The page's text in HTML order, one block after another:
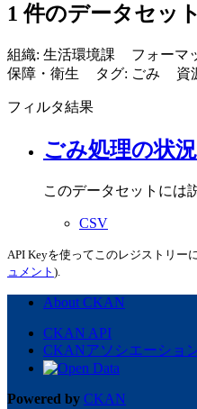
1 件のデータセッ
組織: 生活環境課 フォーマ
保障・衛生
タグ: ごみ 資
フィルタ結果
ごみ処理の状
このデータセットには
CSV
API Keyを使ってこのレジストリー
ュメント ).
About CKAN
CKAN API
CKANアソシエーショ
Powered by CKAN